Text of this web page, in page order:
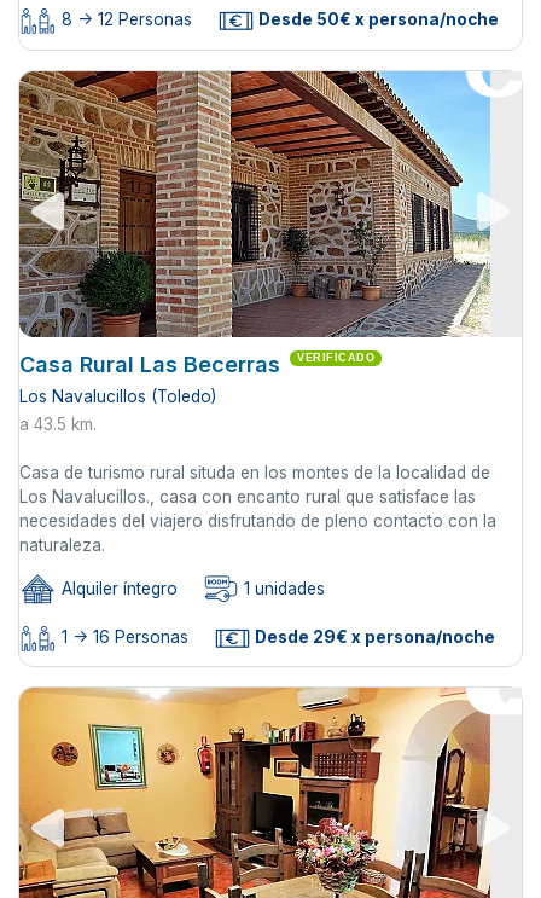
8 -> 12 Personas Desde 50€ x persona/noche
Casa Rural Las Becerras VERIFICADO
Los Navalucillos (Toledo)
a 43.5 km.
Casa de turismo rural situda en los montes de la localidad de
Los Navalucillos., casa con encanto rural que satisface las
necesidades del viajero disfrutando de pleno contacto con la
naturaleza.
Alquiler íntegro 1 unidades
1 -> 16 Personas Desde 29€ x persona/noche